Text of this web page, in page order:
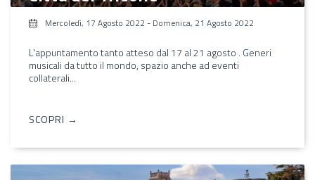
Mercoledì, 17 Agosto 2022 - Domenica, 21 Agosto 2022
L'appuntamento tanto atteso dal 17 al 21 agosto . Generi
musicali da tutto il mondo, spazio anche ad eventi
collaterali...
SCOPRI →